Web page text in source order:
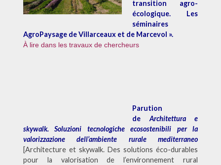
transition agro-
écologique. Les
séminaires
AgroPaysage de Villarceaux et de Marcevol ».
À lire dans les travaux de chercheurs
Parution
de Architettura e
skywalk. Soluzioni tecnologiche ecosostenibili per la
valorizzazione dell’ambiente rurale mediterraneo
[Architecture et skywalk. Des solutions éco-durables
pour la valorisation de l’environnement rural